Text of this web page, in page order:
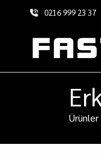
0216 999 23 37
Ürünler